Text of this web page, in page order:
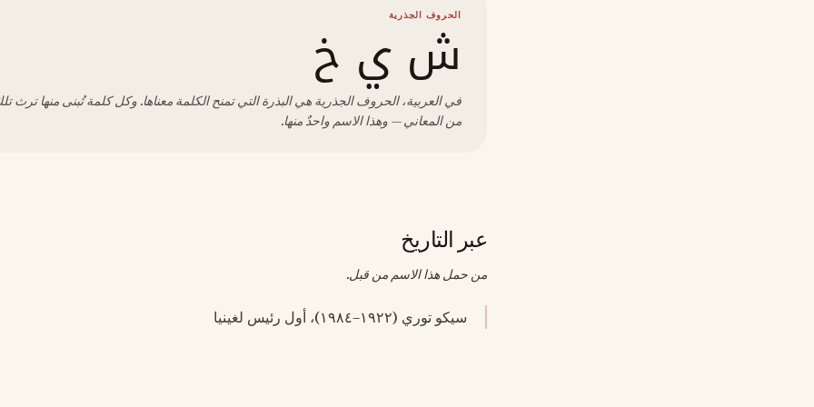
الحروف الجذرية
ش ي خ
في العربية، الحروف الجذرية هي البذرة التي تمنح الكلمة معناها. وكل كلمة تُبنى منها ترث
من المعاني — وهذا الاسم واحدٌ منها.
عبر التاريخ
من حمل هذا الاسم من قبل.
سيكو توري (١٩٢٢–١٩٨٤)، أول رئيس لغينيا